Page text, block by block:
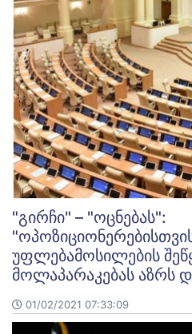
"გირჩი" – "ოცნებას":
უფლებამოსილების
მოლაპარაკებას აზრს
01/02/2021 07:33:09